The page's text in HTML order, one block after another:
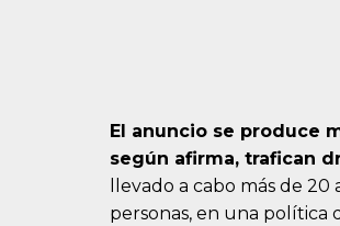
El anuncio se produce
según afirma, trafican
llevado a cabo más de
personas, en una política